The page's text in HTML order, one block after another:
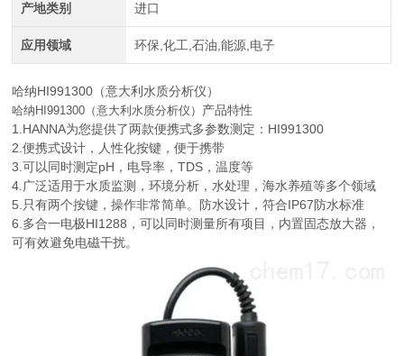
产地类别 进口
应用领域 环保,化工,石油,能源,电子
哈纳HI991300（意大利水质分析仪）
哈纳HI991300（意大利水质分析仪） 产品特性
1.HANNA为您提供了两款便携式多参数测定：HI991300
2.便携式设计，人性化按键，便于携带
3.可以同时测定pH，电导率，TDS，温度等
4.广泛适用于水质监测，环境分析，水处理，海水养殖等多个领域
5.只有两个按键，操作非常简单。防水设计，符合IP67防水标准
6.多合一电极HI1288，可以同时测量所有项目，内置固态放大器，
可有效避免电磁干扰。